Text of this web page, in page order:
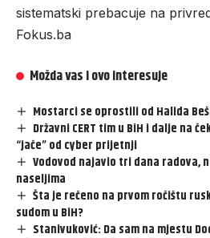
sistematski prebacuje na
Fokus.ba
Možda vas i ovo interesuje
Mostarci se oprostili od Halida
Državni CERT tim u BiH i dalje na
“jače” od cyber prijetnji
Vodovod najavio tri dana radova,
naseljima
Šta je rečeno na prvom ročištu
sudom u BiH?
Stanivuković: Da sam na mjestu